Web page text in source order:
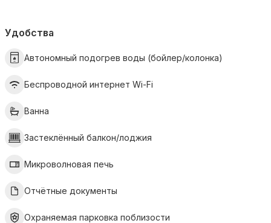
Удобства
Автономный подогрев воды (бойлер/колонка)
Беспроводной интернет Wi-Fi
Ванна
Застеклённый балкон/лоджия
Микроволновая печь
Отчётные документы
Охраняемая парковка поблизости